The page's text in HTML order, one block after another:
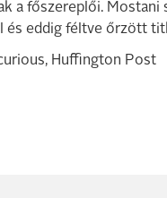
a főszereplői. Mostani
és eddig féltve őrzött
Huffington Post